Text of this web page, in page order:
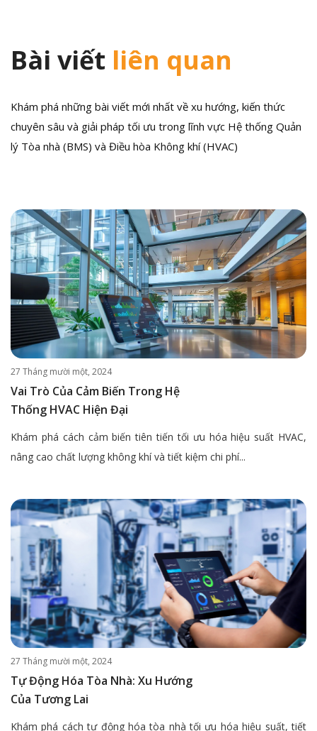
Bài viết liên quan
Khám phá những bài viết mới nhất về xu hướng, kiến thức
chuyên sâu và giải pháp tối ưu trong lĩnh vực Hệ thống Quản
lý Tòa nhà (BMS) và Điều hòa Không khí (HVAC)
27 Tháng mười một, 2024
Vai Trò Của Cảm Biến Trong Hệ
Thống HVAC Hiện Đại
Khám phá cách cảm biến tiên tiến tối ưu hóa hiệu suất HVAC,
nâng cao chất lượng không khí và tiết kiệm chi phí...
27 Tháng mười một, 2024
Tự Động Hóa Tòa Nhà: Xu Hướng
Của Tương Lai
Khám phá cách tự động hóa tòa nhà tối ưu hóa hiệu suất, tiết